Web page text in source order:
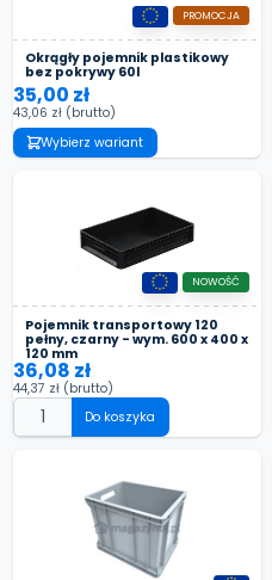
Okrągły pojemnik plastikowy
bez pokrywy 60l
PROMOCJA
35,00 zł
43,06 zł (brutto)
Wybierz wariant
Pojemnik transportowy 120
pełny, czarny - wym. 600 x 400 x
120 mm
NOWOŚĆ
36,08 zł
44,37 zł (brutto)
Do koszyka